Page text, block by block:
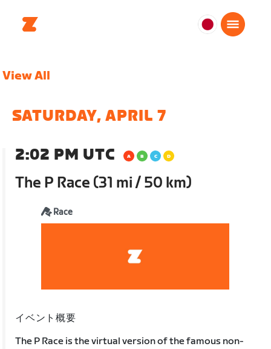
日
View All
SATURDAY, APRIL 7
2:02 PM UTC
The P Race (31 mi / 50 km)
Race
イベント概要
The P Race is the virtual version of the famous non-